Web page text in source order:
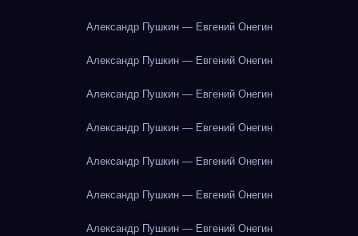
Александр Пушкин — Евгений Онегин
Александр Пушкин — Евгений Онегин
Александр Пушкин — Евгений Онегин
Александр Пушкин — Евгений Онегин
Александр Пушкин — Евгений Онегин
Александр Пушкин — Евгений Онегин
Александр Пушкин — Евгений Онегин